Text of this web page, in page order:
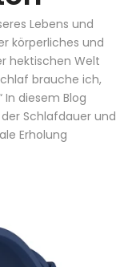
Lebens und
körperliches und
hektischen Welt
brauche ich,
diesem Blog
Schlafdauer und
Erholung